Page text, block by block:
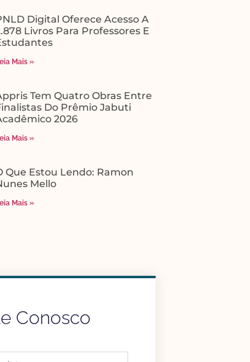
Digital Oferece Acesso A
Livros Para Professores E
Mais »
Tem Quatro Obras Entre
Do Prêmio Jabuti
2026
Mais »
Que Estou Lendo: Ramon
Mello
Mais »
Conosco